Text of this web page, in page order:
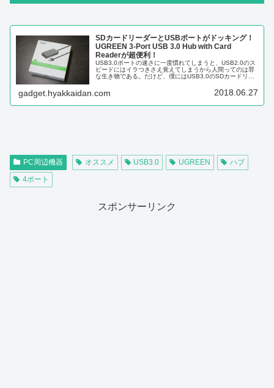
SDカードリーダーとUSBポートがドッキング！
UGREEN 3-Port USB 3.0 Hub with Card
Readerが超便利！
USB3.0ポートの速さに一度慣れてしまうと、USB2.0のス
ピードにはイラつきさえ覚えてしまうから人間ってのは罪
な生き物である。だけど、僕にはUSB3.0のSDカードリー
gadget.hyakkaidan.com 2018.06.27
PC周辺機器 オススメ USB3.0 UGREEN
ハブ
4ポート
スポンサーリンク